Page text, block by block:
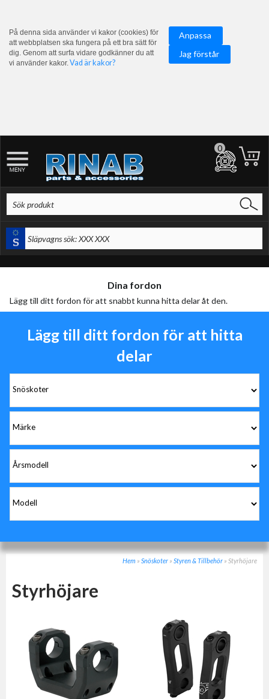
På denna sida använder vi kakor (cookies) för
att webbplatsen ska fungera på ett bra sätt för
dig. Genom att surfa vidare godkänner du att
vi använder kakor.Vad är kakor?
Anpassa
Jag förstår
0
Dina fordon
Lägg till ditt fordon för att snabbt kunna hitta delar åt den.
Lägg till ditt fordon för att hitta
delar
Hem » Snöskoter » Styren & Tillbehör » Styrhöjare
Styrhöjare